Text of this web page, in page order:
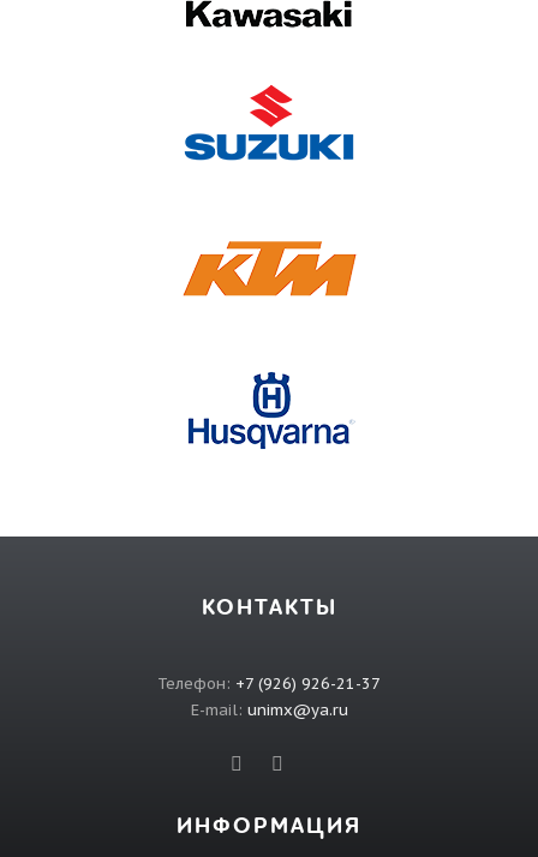
КОНТАКТЫ
Телефон: +7 (926) 926-21-37
E-mail: unimx@ya.ru
ИНФОРМАЦИЯ